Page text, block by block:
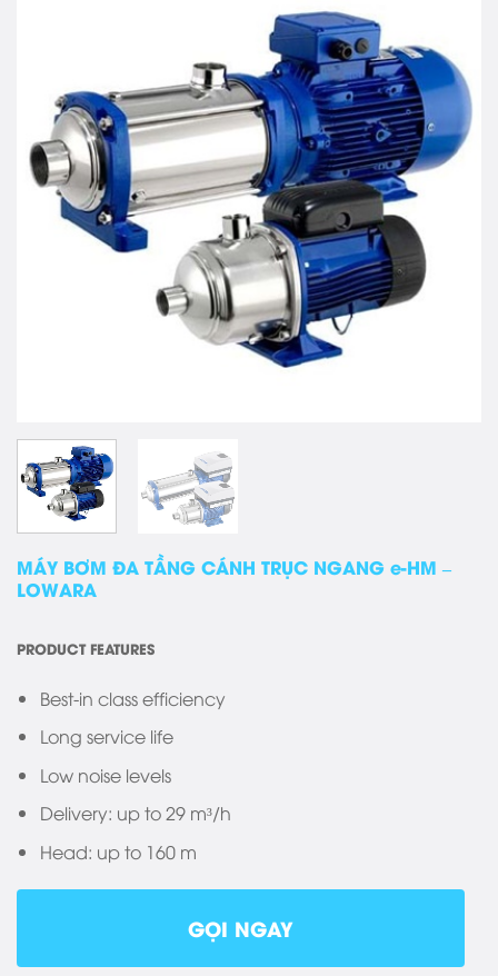
MÁY BƠM ĐA TẦNG CÁNH TRỤC NGANG e-HM –
LOWARA
PRODUCT FEATURES
Best-in class efficiency
Long service life
Low noise levels
Delivery: up to 29 m³/h
Head: up to 160 m
GỌI NGAY